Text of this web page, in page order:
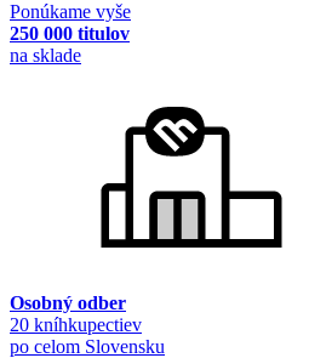
Ponúkame vyše
250 000 titulov
na sklade
Osobný odber
20 kníhkupectiev
po celom Slovensku